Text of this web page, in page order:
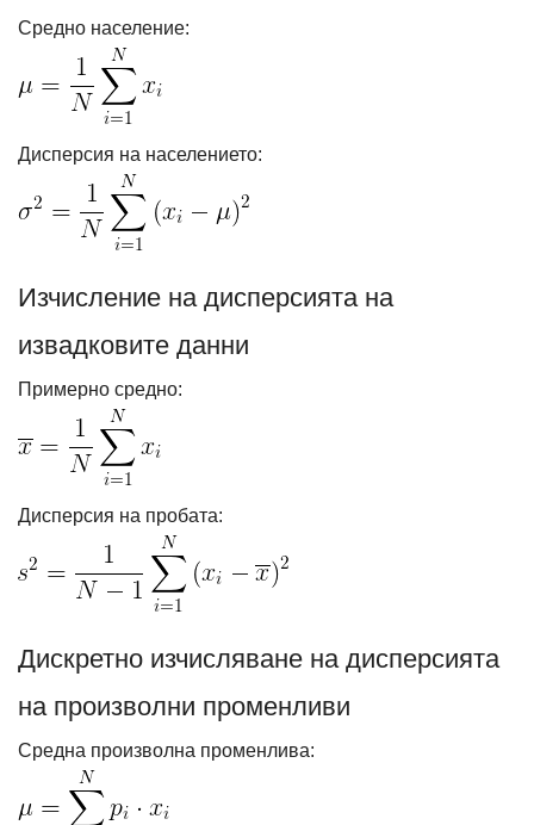
Средно население:
Дисперсия на населението:
Изчисление на дисперсията на
извадковите данни
Примерно средно:
Дисперсия на пробата:
Дискретно изчисляване на дисперсията
на произволни променливи
Средна произволна променлива: